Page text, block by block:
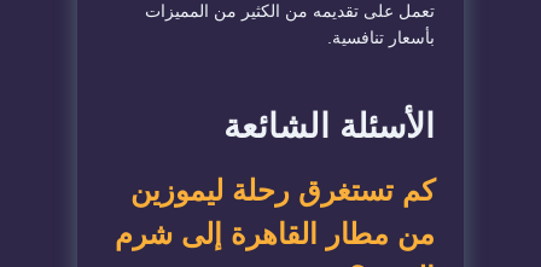
تعمل على تقديمه من الكثير من المميزات
بأسعار تنافسية.
الأسئلة الشائعة
كم تستغرق رحلة ليموزين
من مطار القاهرة إلى شرم